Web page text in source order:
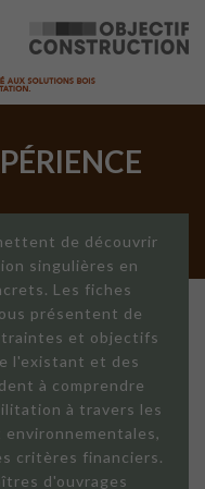
de découvrir
singulières en
Les fiches
présentent de
et objectifs
l'existant et des
à comprendre
à travers les
critères financiers.
d'ouvrages